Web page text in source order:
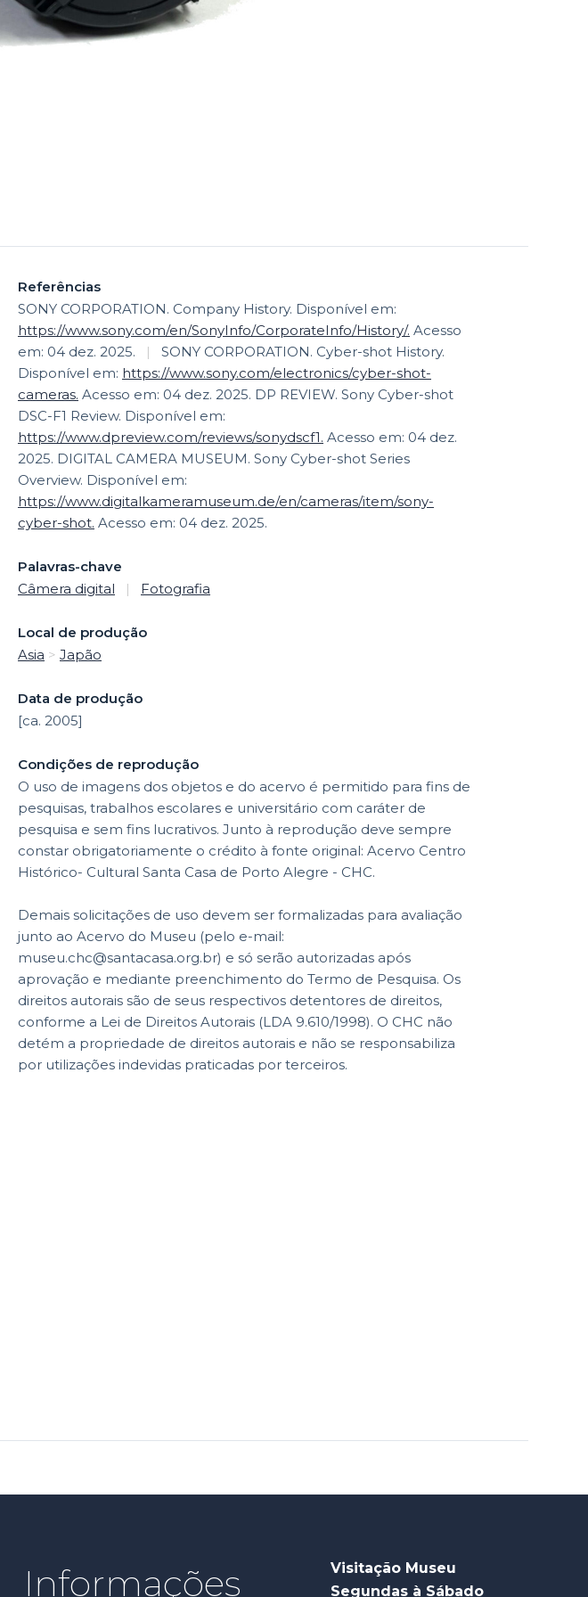
Referências
SONY CORPORATION. Company History. Disponível em:
https://www.sony.com/en/SonyInfo/CorporateInfo/History/. Acesso
em: 04 dez. 2025.
|
SONY CORPORATION. Cyber-shot History.
Disponível em: https://www.sony.com/electronics/cyber-shot-
cameras. Acesso em: 04 dez. 2025. DP REVIEW. Sony Cyber-shot
DSC-F1 Review. Disponível em:
https://www.dpreview.com/reviews/sonydscf1. Acesso em: 04 dez.
2025. DIGITAL CAMERA MUSEUM. Sony Cyber-shot Series
Overview. Disponível em:
https://www.digitalkameramuseum.de/en/cameras/item/sony-
cyber-shot. Acesso em: 04 dez. 2025.
Palavras-chave
Câmera digital
| Fotografia
Local de produção
Asia > Japão
Data de produção
[ca. 2005]
Condições de reprodução
O uso de imagens dos objetos e do acervo é permitido para fins de
pesquisas, trabalhos escolares e universitário com caráter de
pesquisa e sem fins lucrativos. Junto à reprodução deve sempre
constar obrigatoriamente o crédito à fonte original: Acervo Centro
Histórico- Cultural Santa Casa de Porto Alegre - CHC.
Demais solicitações de uso devem ser formalizadas para avaliação
junto ao Acervo do Museu (pelo e-mail:
museu.chc@santacasa.org.br) e só serão autorizadas após
aprovação e mediante preenchimento do Termo de Pesquisa. Os
direitos autorais são de seus respectivos detentores de direitos,
conforme a Lei de Direitos Autorais (LDA 9.610/1998). O CHC não
detém a propriedade de direitos autorais e não se responsabiliza
por utilizações indevidas praticadas por terceiros.
Informações
Visitação Museu
Segundas à Sábado